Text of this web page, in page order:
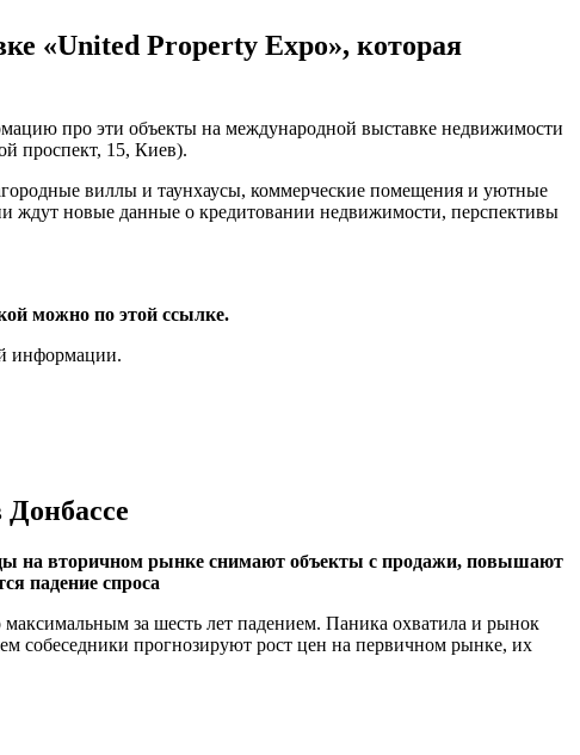
«United Property Expo», которая
про эти объекты на международной выставке недвижимости
проспект, 15, Киев).
виллы и таунхаусы, коммерческие помещения и уютные
ждут новые данные о кредитовании недвижимости, перспективы
можно по этой ссылке.
информации.
на вторичном рынке снимают объекты с продажи, повышают
падение спроса
за шесть лет падением. Паника охватила и рынок
собеседники прогнозируют рост цен на первичном рынке, их